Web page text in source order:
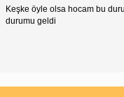
Keşke öyle olsa hocam bu
durumu geldi